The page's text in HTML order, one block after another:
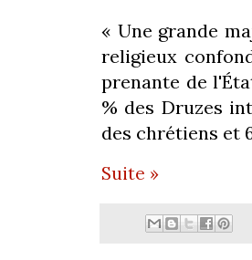
« Une grande
religieux
prenante de
% des Druzes
des chrétiens et
Suite »